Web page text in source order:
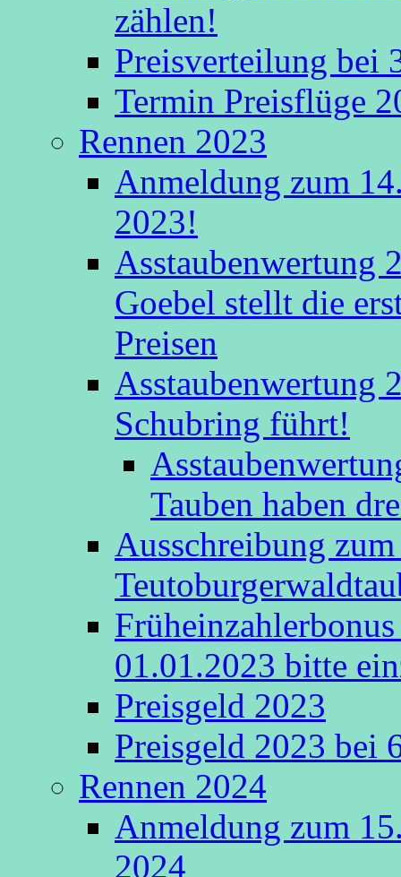
zählen!
Preisverteilung bei
Termin Preisflüge
Rennen 2023
Anmeldung zum
2023!
Asstaubenwertung
Goebel stellt die
Preisen
Asstaubenwertung
Schubring führt!
Tauben haben
Ausschreibung
01.01.2023 bitte
Preisgeld 2023
Preisgeld 2023 bei
Rennen 2024
Anmeldung zum
2024